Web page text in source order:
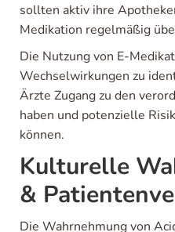
sollten aktiv ihre
Medikation regelmäßig
Die Nutzung von E-
Wechselwirkungen zu
Ärzte Zugang zu den
haben und potenzielle
können.
Kulturelle
&
Die Wahrnehmung von